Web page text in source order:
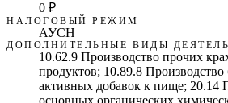
0 ₽
НАЛОГОВЫЙ РЕЖИМ
АУСН
ДОПОЛНИТЕЛЬНЫЕ ВИДЫ
10.62.9 Производство прочих
продуктов; 10.89.8 Производство
активных добавок к пище; 20.14